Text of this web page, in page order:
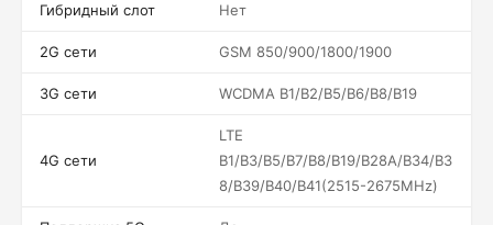
Гибридный слот Нет
2G сети GSM 850/900/1800/1900
3G сети WCDMA B1/B2/B5/B6/B8/B19
4G сети
LTE
B1/B3/B5/B7/B8/B19/B28A/B34/B3
8/B39/B40/B41(2515-2675MHz)